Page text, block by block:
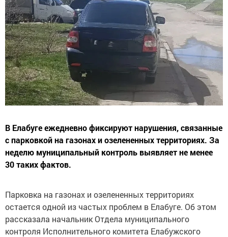
В Елабуге ежедневно фиксируют нарушения, связанные
с парковкой на газонах и озелененных территориях. За
неделю муниципальный контроль выявляет не менее
30 таких фактов.
Парковка на газонах и озелененных территориях
остается одной из частых проблем в Елабуге. Об этом
рассказала начальник Отдела муниципального
контроля Исполнительного комитета Елабужского